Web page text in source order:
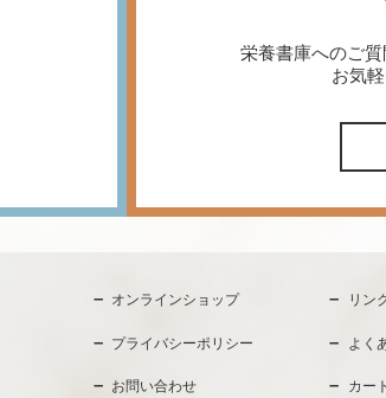
栄養書庫へのご質
お気
オンラインショップ リン
プライバシーポリシー よく
お問い合わせ カート